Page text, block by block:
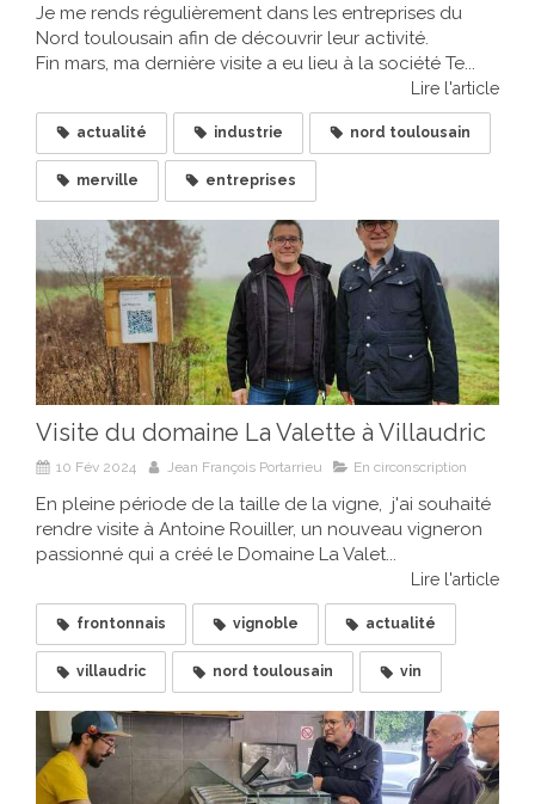
Je me rends régulièrement dans les entreprises du
Nord toulousain afin de découvrir leur activité.
Fin mars, ma dernière visite a eu lieu à la société Te...
Lire l'article
actualité industrie nord toulousain
merville entreprises
Visite du domaine La Valette à Villaudric
10 Fév 2024 Jean François Portarrieu En circonscription
En pleine période de la taille de la vigne, j'ai souhaité
rendre visite à Antoine Rouiller, un nouveau vigneron
passionné qui a créé le Domaine La Valet...
Lire l'article
frontonnais vignoble actualité
villaudric nord toulousain vin